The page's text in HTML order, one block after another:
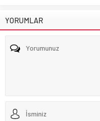
YORUMLAR